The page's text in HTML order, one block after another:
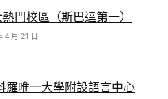
門校區（斯巴達第一）
4 月 21 日
羅唯一大學附設語言中心